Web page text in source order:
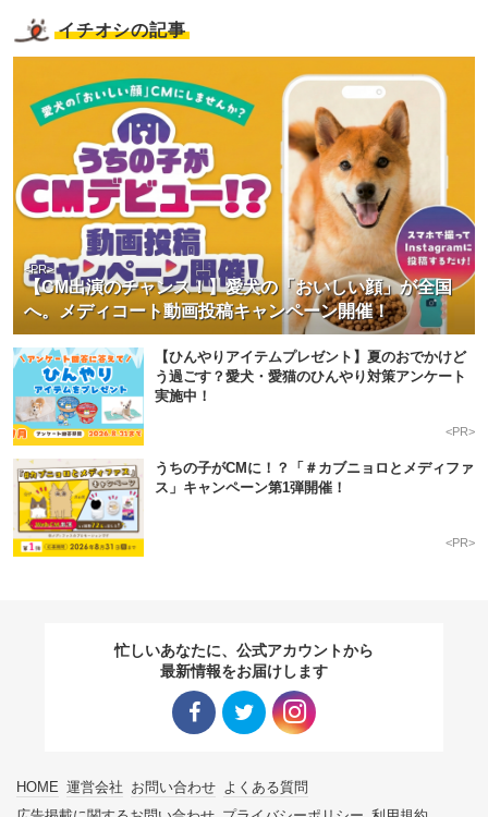
イチオシの記事
【CM出演のチャンス！】愛犬の「おいしい顔」が全国
へ。メディコート動画投稿キャンペーン開催！
<PR>
【ひんやりアイテムプレゼント】夏のおでかけど
う過ごす？愛犬・愛猫のひんやり対策アンケート
実施中！
<PR>
うちの子がCMに！？「＃カブニョロとメディファ
ス」キャンペーン第1弾開催！
<PR>
忙しいあなたに、公式アカウントから
最新情報をお届けします
HOME 運営会社 お問い合わせ よくある質問